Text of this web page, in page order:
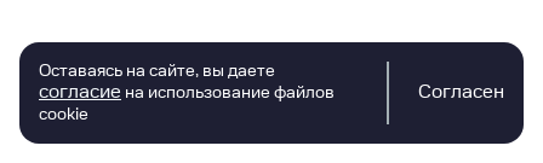
Оставаясь на сайте, вы даете
согласие на использование файлов
cookie
Согласен